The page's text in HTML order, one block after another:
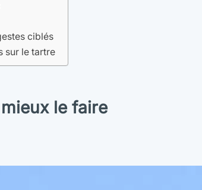
ciblés
sur le tartre
le faire